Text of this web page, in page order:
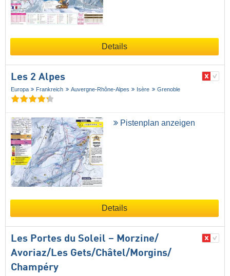
Details
Les 2 Alpes
Europa Frankreich Auvergne-Rhône-Alpes Isère Grenoble
Pistenplan anzeigen
Details
Les Portes du Soleil – Morzine/​
Avoriaz/​Les Gets/​Châtel/​Morgins/​
Champéry